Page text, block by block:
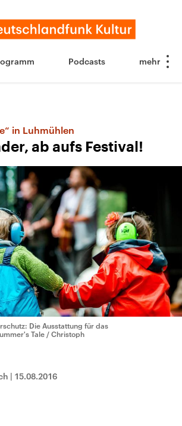
Podcasts
in Luhmühlen
ab aufs Festival!
Die Ausstattung für das
Tale / Christoph
| 15.08.2016